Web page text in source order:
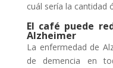
cuál sería la cantidad
El café puede
Alzheimer
La enfermedad de
de demencia en